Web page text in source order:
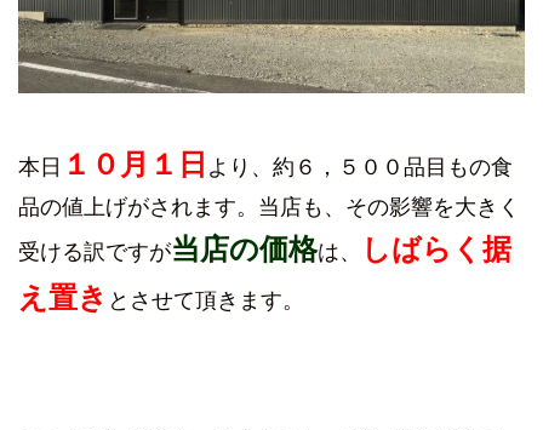
本日 １０月１日 より、約６，５００品目もの食
品の値上げがされます。当店も、その影響を大きく
受ける訳ですが当店の価格は、
しばらく据
え置き とさせて頂きます。